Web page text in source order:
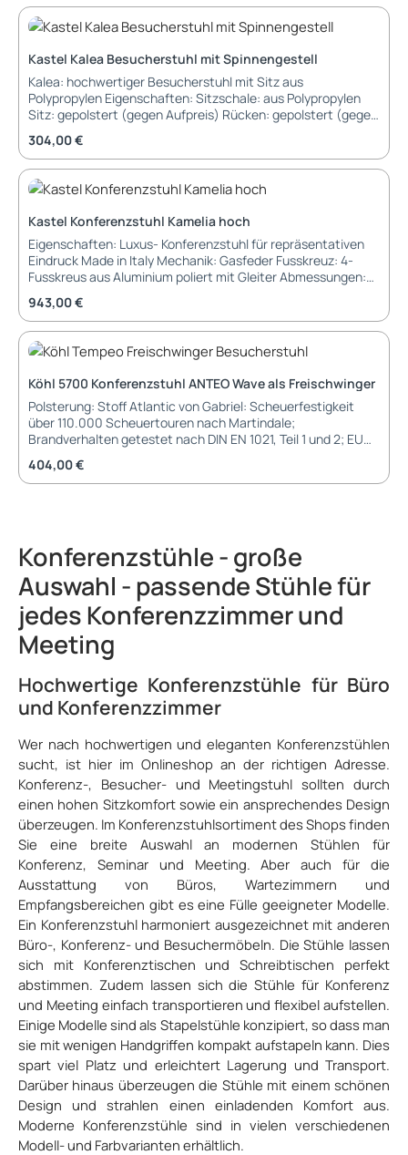
Kastel Kalea Besucherstuhl mit Spinnengestell
Kalea: hochwertiger Besucherstuhl mit Sitz aus
Polypropylen Eigenschaften: Sitzschale: aus Polypropylen
Sitz: gepolstert (gegen Aufpreis) Rücken: gepolstert (gegen
Aufpreis) Armlehnen: ohne Armlehnen mit Armlehnen
Mechanik: ohne Gasfeder mit Gasfeder Gestell:
Spidergestell, drehbar Spidergestell mit Rollen Spidergestell
mit Rollen, drehbar Gestellfarben: AB - weiss lackiert AN -
schwarz lackiert ACC - verchromt (gegen Aufpreis)
Abmessungen: Breite: 59 cm Tiefe: 56 cm Höhe: 74 cm
Sitzhöhe: 44 cm Sitzbreite: 48 cm Lieferung und Montage:
Stuhl wird montiert im Karton geliefert
Regulärer Preis:
304,00 €
Kastel Konferenzstuhl Kamelia hoch
Eigenschaften: Luxus- Konferenzstuhl für repräsentativen
Eindruck Made in Italy Mechanik: Gasfeder Fusskreuz: 4-
Fusskreus aus Aluminium poliert mit Gleiter Abmessungen:
Breite: 61 cm Tiefe: 61 cm Höhe: 109 bis 121 cm Sitzhöhe: 44
bis 56 cm Montage und Lieferung: zerlegt, im Karton
montiert, im Karton (gegen Aufpreis)
Regulärer Preis:
943,00 €
Köhl 5700 Konferenzstuhl ANTEO Wave als Freischwinger
Polsterung: Stoff Atlantic von Gabriel: Scheuerfestigkeit
über 110.000 Scheuertouren nach Martindale;
Brandverhalten getestet nach DIN EN 1021, Teil 1 und 2; EU
Ecolabel; Schadstofffrei nach Öko-Tex Standard 100; 100%
Schwermetallfrei Sitzkomfort: KOMFORT-Sitz ohne
Seitenprofil (standart) KOMFORT-Sitz mit Seitenprofil
Rollen: Universal-Gleiter für weiche Böden (Teppich) und
harte Böden (Laminat) Soft-Wollfilz-Gleiter (gegen
Aufpreis) Abmessungen:: Sitzbreite: 470 mm Sitztiefe: 430 -
480 mm (mit Schiebesitz) Sitzhöhe: 415 - 535 mm Breite:
710 mm (ohne Armlehne) Tiefe: 730 - 800 mm Höhe: 1030 -
1150 mm (ohne Armlehne) Garantie und Gewährleistung: 3
Jahre Hersteller-Garantie von Köhl Lieferung und Montage:
Allgemein: Die Modellreihe TEMPEO® entspricht der DIN EN
1335. Zusätzlich besitzt diese Modellreihe folgende
Zertifikate: TÜV-Rheinland: Ergonomie geprüft, GS-Zeichen
Regulärer Preis:
404,00 €
Konferenzstühle - große
Auswahl - passende Stühle für
jedes Konferenzzimmer und
Meeting
Hochwertige Konferenzstühle für Büro
und Konferenzzimmer
Wer nach hochwertigen und eleganten Konferenzstühlen
sucht, ist hier im Onlineshop an der richtigen Adresse.
Konferenz-, Besucher- und Meetingstuhl sollten durch
einen hohen Sitzkomfort sowie ein ansprechendes Design
überzeugen. Im Konferenzstuhlsortiment des Shops finden
Sie eine breite Auswahl an modernen Stühlen für
Konferenz, Seminar und Meeting. Aber auch für die
Ausstattung von Büros, Wartezimmern und
Empfangsbereichen gibt es eine Fülle geeigneter Modelle.
Ein Konferenzstuhl harmoniert ausgezeichnet mit anderen
Büro-, Konferenz- und Besuchermöbeln. Die Stühle lassen
sich mit Konferenztischen und Schreibtischen perfekt
abstimmen. Zudem lassen sich die Stühle für Konferenz
und Meeting einfach transportieren und flexibel aufstellen.
Einige Modelle sind als Stapelstühle konzipiert, so dass man
sie mit wenigen Handgriffen kompakt aufstapeln kann. Dies
spart viel Platz und erleichtert Lagerung und Transport.
Darüber hinaus überzeugen die Stühle mit einem schönen
Design und strahlen einen einladenden Komfort aus.
Moderne Konferenzstühle sind in vielen verschiedenen
Modell- und Farbvarianten erhältlich.